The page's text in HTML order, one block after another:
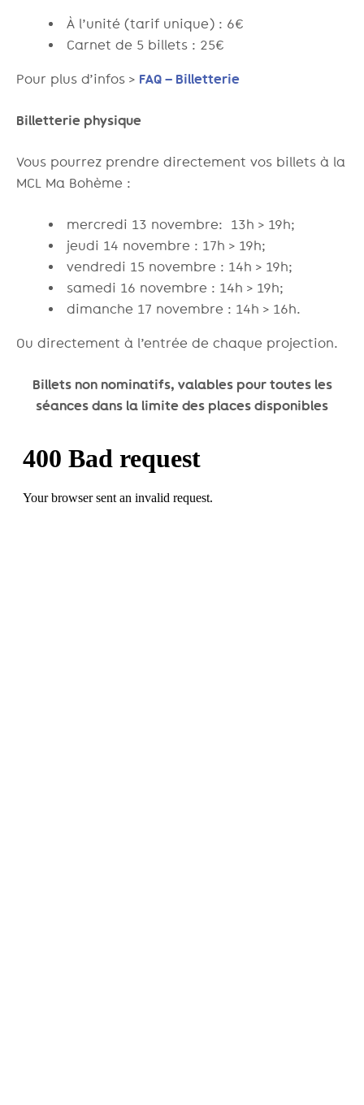
À l’unité (tarif unique) : 6€
Carnet de 5 billets : 25€
Pour plus d’infos > FAQ – Billetterie
Billetterie physique
Vous pourrez prendre directement vos billets à la
MCL Ma Bohème :
mercredi 13 novembre: 13h > 19h;
jeudi 14 novembre : 17h > 19h;
vendredi 15 novembre : 14h > 19h;
samedi 16 novembre : 14h > 19h;
dimanche 17 novembre : 14h > 16h.
Ou directement à l’entrée de chaque projection.
Billets non nominatifs, valables pour toutes les
séances dans la limite des places disponibles